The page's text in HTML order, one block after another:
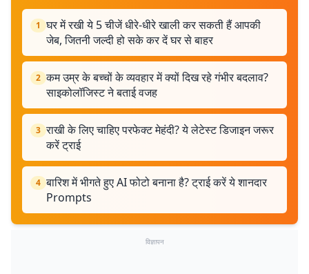
1 घर में रखी ये 5 चीजें धीरे-धीरे खाली कर सकती हैं आपकी
जेब, जितनी जल्दी हो सके कर दें घर से बाहर
2 कम उम्र के बच्चों के व्यवहार में क्यों दिख रहे गंभीर बदलाव?
साइकोलॉजिस्ट ने बताई वजह
3 राखी के लिए चाहिए परफेक्ट मेहंदी? ये लेटेस्ट डिजाइन जरूर
करें ट्राई
4 बारिश में भीगते हुए AI फोटो बनाना है? ट्राई करें ये शानदार
Prompts
विज्ञापन